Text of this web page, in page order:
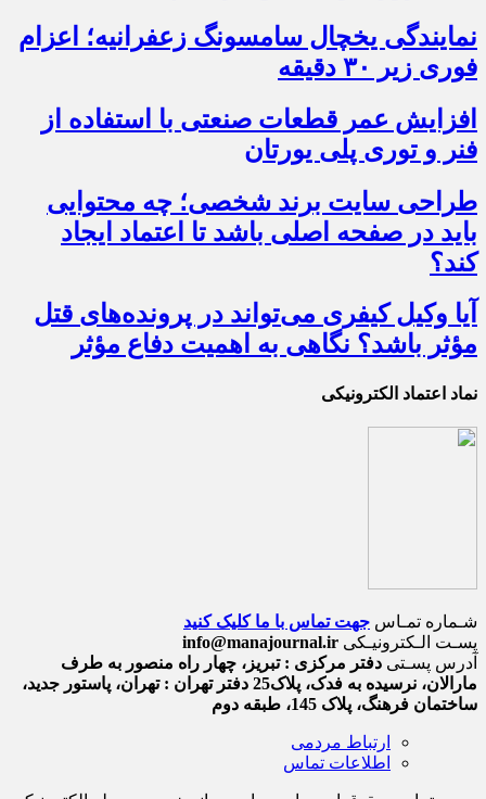
نمایندگی یخچال سامسونگ زعفرانیه؛ اعزام
فوری زیر ۳۰ دقیقه
افزایش عمر قطعات صنعتی با استفاده از
فنر و توری پلی یورتان
طراحی سایت برند شخصی؛ چه محتوایی
باید در صفحه اصلی باشد تا اعتماد ایجاد
کند؟
آیا وکیل کیفری می‌تواند در پرونده‌های قتل
مؤثر باشد؟ نگاهی به اهمیت دفاع مؤثر
نماد اعتماد الکترونیکی
شـماره تمـاس جهت تماس با ما کلیک کنید
پسـت الـکترونیـکی info@manajournal.ir
آدرس پسـتی دفتر مرکزی : تبریز، چهار راه منصور به طرف
مارالان، نرسیده به فدک، پلاک25 دفتر تهران : تهران، پاستور جدید،
ساختمان فرهنگ، پلاک 145، طبقه دوم
ارتباط مردمی
اطلاعات تماس